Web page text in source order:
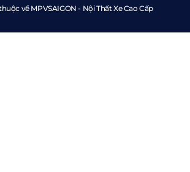
về MPVSAIGON - Nội Thất Xe Cao Cấp